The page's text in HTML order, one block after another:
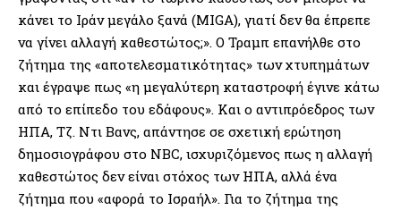
κάνει το Ιράν μεγάλο ξανά (MIGA), γιατί δεν θα έπρεπε
να γίνει αλλαγή καθεστώτος;». Ο Τραμπ επανήλθε στο
ζήτημα της «αποτελεσματικότητας» των χτυπημάτων
και έγραψε πως «η μεγαλύτερη καταστροφή έγινε κάτω
από το επίπεδο του εδάφους». Και ο αντιπρόεδρος των
ΗΠΑ, Τζ. Ντι Βανς, απάντησε σε σχετική ερώτηση
δημοσιογράφου στο NBC, ισχυριζόμενος πως η αλλαγή
καθεστώτος δεν είναι στόχος των ΗΠΑ, αλλά ένα
ζήτημα που «αφορά το Ισραήλ». Για το ζήτημα της